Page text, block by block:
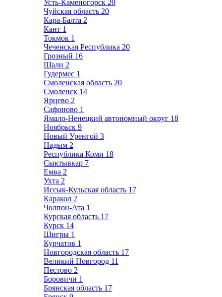
Усть-Каменогорск 20
Чуйская область 20
Кара-Балта 2
Кант 1
Токмок 1
Чеченская Республика 20
Грозный 16
Шали 2
Гудермес 1
Смоленская область 20
Смоленск 14
Ярцево 2
Сафоново 1
Ямало-Ненецкий автономный округ 18
Ноябрьск 9
Новый Уренгой 3
Надым 2
Республика Коми 18
Сыктывкар 7
Емва 2
Ухта 2
Иссык-Кульская область 17
Каракол 2
Чолпон-Ата 1
Курская область 17
Курск 14
Щигры 1
Курчатов 1
Новгородская область 17
Великий Новгород 11
Пестово 2
Боровичи 1
Брянская область 17